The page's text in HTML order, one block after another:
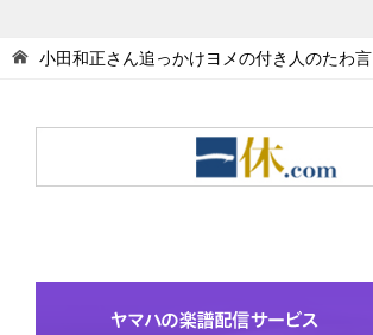
小田和正さん追っかけヨメの付き人のたわ言